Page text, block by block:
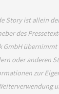
Story ist allein
des
GmbH
oder anderen
zur